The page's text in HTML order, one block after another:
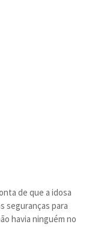
de que a idosa
seguranças para
havia ninguém no